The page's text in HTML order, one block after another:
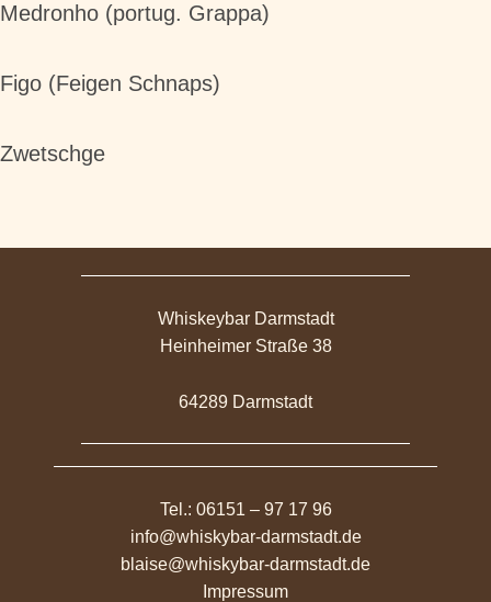
Medronho (portug. Grappa)
Figo (Feigen Schnaps)
Zwetschge
Whiskeybar Darmstadt
Heinheimer Straße 38
64289 Darmstadt
Tel.: 06151 – 97 17 96
info@whiskybar-darmstadt.de
blaise@whiskybar-darmstadt.de
Impressum